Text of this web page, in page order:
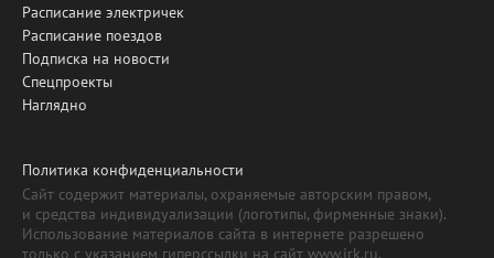
Расписание электричек
Расписание поездов
Подписка на новости
Спецпроекты
Наглядно
Политика конфиденциальности
Сайт содержит материалы, охраняемые авторским правом,
и средства индивидуализации (логотипы, фирменные знаки).
Использование материалов сайта в интернете разрешено
только с указанием гиперссылки на сайт www.irk.ru.